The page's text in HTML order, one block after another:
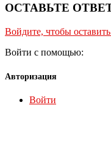
ОСТАВЬТЕ
Войдите, чтобы
Войти с помощью:
Авторизация
Войти